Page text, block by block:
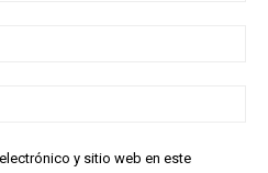
y sitio web en este